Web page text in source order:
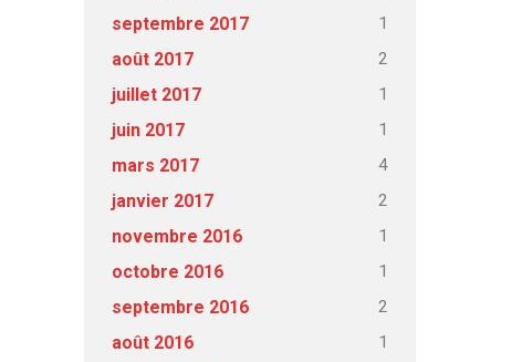
septembre 2017 1
août 2017 2
juillet 2017 1
juin 2017 1
mars 2017 4
janvier 2017 2
novembre 2016 1
octobre 2016 1
septembre 2016 2
août 2016 1